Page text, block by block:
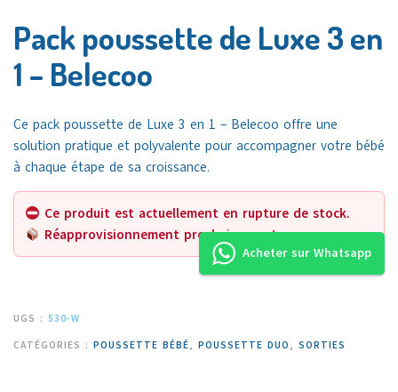
Pack poussette de Luxe 3 en
1 – Belecoo
Ce pack poussette de Luxe 3 en 1 – Belecoo offre une
solution pratique et polyvalente pour accompagner votre bébé
à chaque étape de sa croissance.
Ce produit est actuellement en rupture de stock.
Réapprovisionnement prochainement.
Acheter sur Whatsapp
UGS : 530-W
CATÉGORIES : POUSSETTE BÉBÉ, POUSSETTE DUO , SORTIES